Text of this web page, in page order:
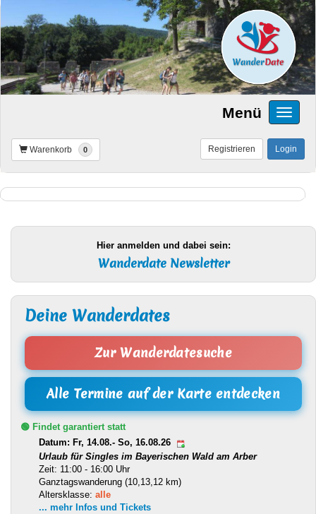
Menü
Warenkorb 0 Login
Registrieren
Hier anmelden und dabei sein:
Wanderdate Newsletter
Deine Wanderdates
Zur Wanderdatesuche
Alle Termine auf der Karte entdecken
🟢 Findet garantiert statt
Datum: Fr, 14.08.- So, 16.08.26
Urlaub für Singles im Bayerischen Wald am Arber
Zeit: 11:00 - 16:00 Uhr
Ganztagswanderung (10,13,12 km)
Altersklasse: alle
... mehr Infos und Tickets